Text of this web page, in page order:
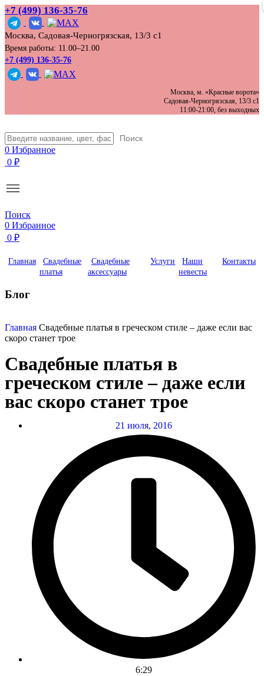
+7 (499) 136‑35‑76
Москва, Садовая-Черногрязская, 13/3 с1
Время работы: 11.00–21.00
+7 (499) 136-35-76
Москва, м. «Красные ворота»
Садовая-Черногрязская, 13/3 с1
11:00-21:00, без выходных
Поиск
0 Избранное
0 ₽
Поиск
0 Избранное
0 ₽
Главная
Свадебные
платья
Свадебные
аксессуары
Услуги
Наши
невесты
Контакты
Блог
Главная Свадебные платья в греческом стиле – даже если вас
скоро станет трое
Свадебные платья в
греческом стиле – даже если
вас скоро станет трое
21 июля, 2016
6:29